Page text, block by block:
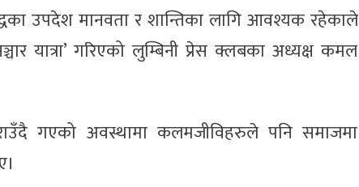
उपदेश मानवता र शान्तिका लागि आवश्यक रहेकाले
यात्रा’ गरिएको लुम्बिनी प्रेस क्लबका अध्यक्ष कमल
गएको अवस्थामा कलमजीविहरुले पनि समाजमा